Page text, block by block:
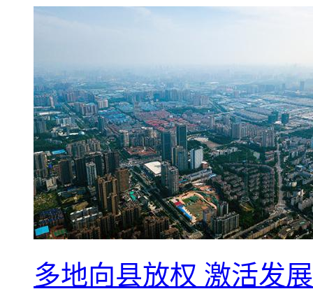
多地向县放权 激活发